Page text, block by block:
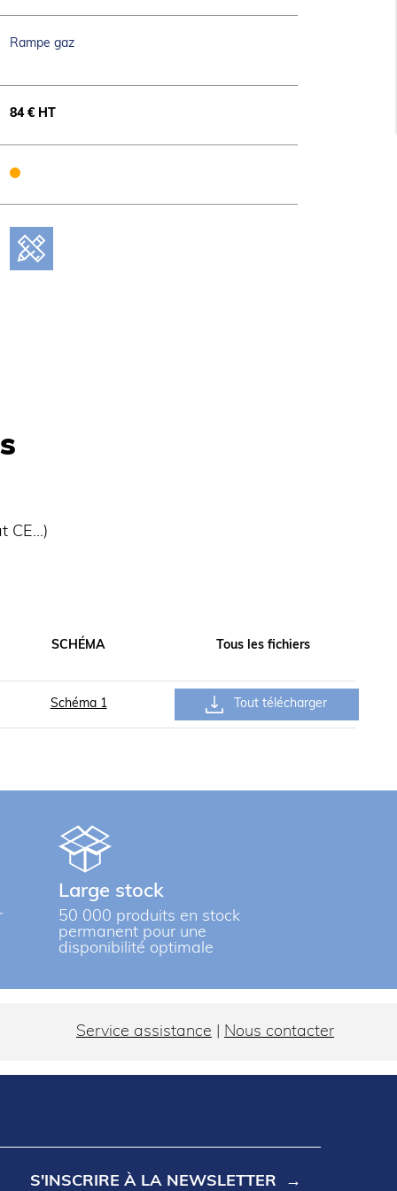
Rampe gaz
84 € HT
CE…)
SCHÉMA Tous les fichiers
Schéma 1 Tout télécharger
Large stock
50 000 produits en stock
permanent pour une
disponibilité optimale
Service assistance Nous contacter
S'INSCRIRE À LA NEWSLETTER